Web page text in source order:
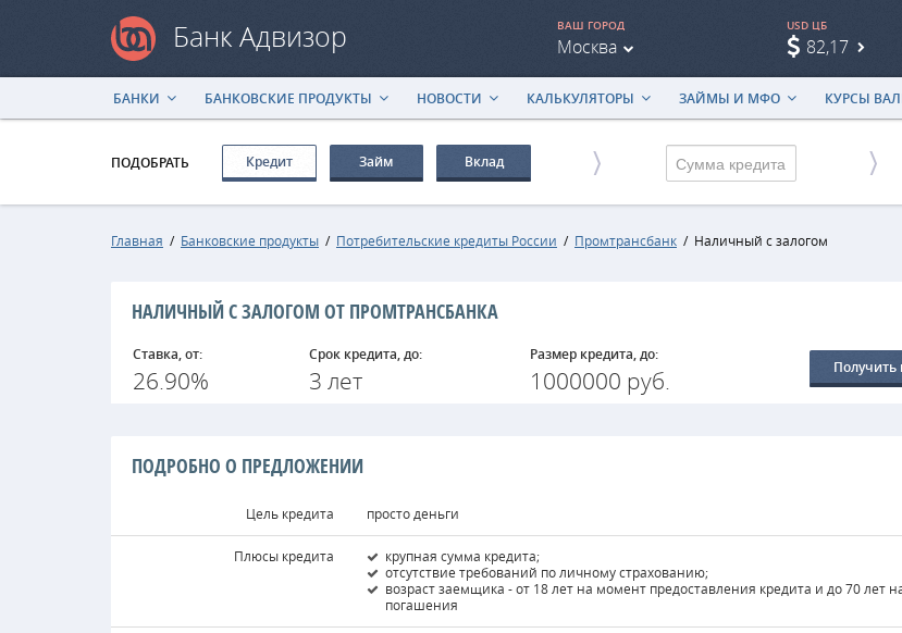
Банк Адвизор
БАНКИ БАНКОВСКИЕ ПРОДУКТЫ НОВОСТИ КАЛЬКУЛЯТОРЫ ЗАЙМЫ И МФО КУРСЫ
ВАШ ГОРОД
Москва
USD ЦБ
82,17
ПОДОБРАТЬ Кредит Займ Вклад
Главная / Банковские продукты / Потребительские кредиты России / Промтрансбанк / Наличный с залогом
НАЛИЧНЫЙ С ЗАЛОГОМ ОТ ПРОМТРАНСБАНКА
Ставка, от:
26.90%
Срок кредита, до:
3 лет
Размер кредита, до:
1000000 руб. Получить
ПОДРОБНО О ПРЕДЛОЖЕНИИ
Цель кредита просто деньги
Плюсы кредита
крупная сумма кредита;
отсутствие требований по личному страхованию;
возраст заемщика - от 18 лет на момент предоставления кредита и до 70 лет
погашения